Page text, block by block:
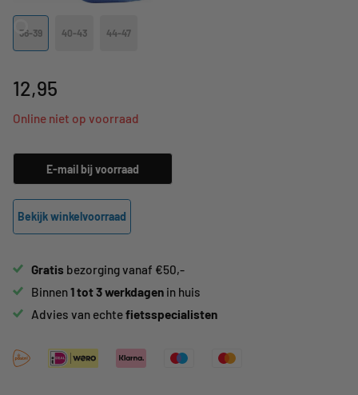
36-39 40-43 44-47
12,95
Online niet op voorraad
E-mail bij voorraad
Bekijk winkelvoorraad
Gratis bezorging vanaf €50,-
Binnen1 tot 3 werkdagen in huis
Advies van echtefietsspecialisten